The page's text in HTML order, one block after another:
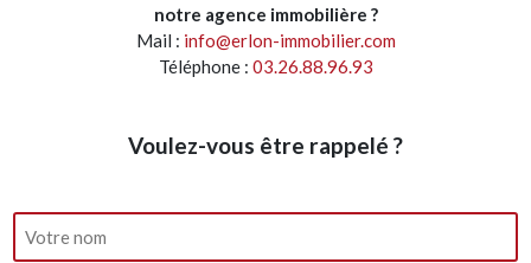
notre agence immobilière ?
Mail : info@erlon-immobilier.com
Téléphone : 03.26.88.96.93
Voulez-vous être rappelé ?